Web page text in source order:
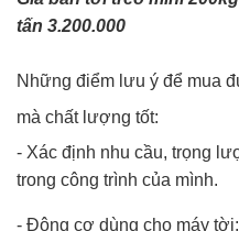
tấn 3.200.000
Những điểm lưu ý để mua
mà chất lượng tốt:
- Xác định nhu cầu, trọng
trong công trình của mình.
- Động cơ dùng cho máy